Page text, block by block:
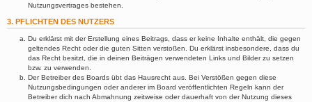
Nutzungsvertrages bestehen.
3. PFLICHTEN DES NUTZERS
Du erklärst mit der Erstellung eines Beitrags, dass er keine Inhalte enthält, die gegen
geltendes Recht oder die guten Sitten verstoßen. Du erklärst insbesondere, dass du
das Recht besitzt, die in deinen Beiträgen verwendeten Links und Bilder zu setzen
bzw. zu verwenden.
Der Betreiber des Boards übt das Hausrecht aus. Bei Verstößen gegen diese
Nutzungsbedingungen oder anderer im Board veröffentlichten Regeln kann der
Betreiber dich nach Abmahnung zeitweise oder dauerhaft von der Nutzung dieses